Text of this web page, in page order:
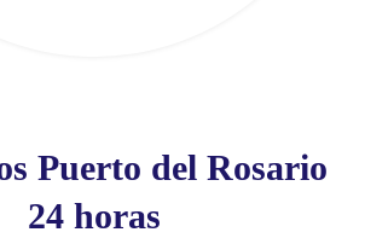
Puerto del Rosario
24 horas